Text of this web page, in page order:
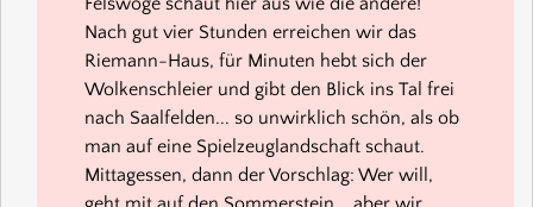
Nach gut vier Stunden erreichen wir das
Riemann-Haus, für Minuten hebt sich der
Wolkenschleier und gibt den Blick ins Tal frei
nach Saalfelden... so unwirklich schön, als ob
man auf eine Spielzeuglandschaft schaut.
Mittagessen, dann der Vorschlag: Wer will,